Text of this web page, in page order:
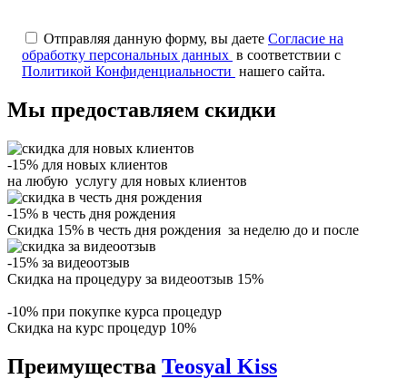
Отправляя данную форму, вы даете Согласие на
обработку персональных данных в соответствии с
Политикой Конфиденциальности нашего сайта.
Мы предоставляем скидки
-15% для новых клиентов
на любую услугу для новых клиентов
-15% в честь дня рождения
Скидка 15% в честь дня рождения за неделю до и после
-15% за видеоотзыв
Скидка на процедуру за видеоотзыв 15%
-10% при покупке курса процедур
Скидка на курс процедур 10%
Преимущества Teosyal Kiss